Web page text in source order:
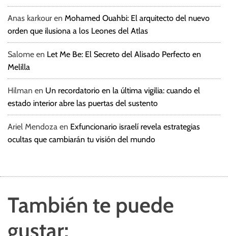
Anas karkour en Mohamed Ouahbi: El arquitecto del nuevo
orden que ilusiona a los Leones del Atlas
Salome en Let Me Be: El Secreto del Alisado Perfecto en
Melilla
Hilman en Un recordatorio en la última vigilia: cuando el
estado interior abre las puertas del sustento
Ariel Mendoza en Exfuncionario israelí revela estrategias
ocultas que cambiarán tu visión del mundo
También te puede
gustar: